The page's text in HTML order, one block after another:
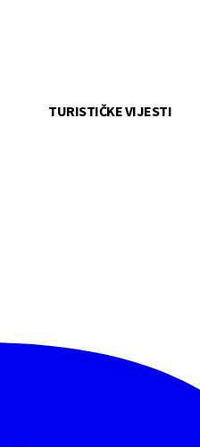
TURISTIČKE VIJESTI